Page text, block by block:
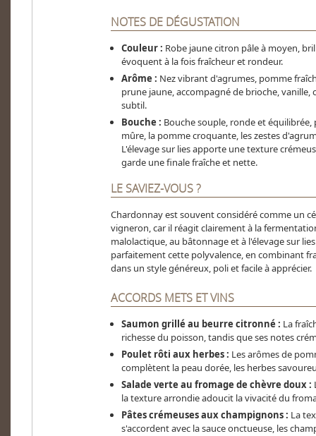
NOTES DE DÉGUSTATION
Couleur : Robe jaune citron pâle à moyen,
évoquent à la fois fraîcheur et rondeur.
Arôme : Nez vibrant d'agrumes, pomme
prune jaune, accompagné de brioche,
subtil.
Bouche : Bouche souple, ronde et
mûre, la pomme croquante, les zestes
L'élevage sur lies apporte une texture
garde une finale fraîche et nette.
LE SAVIEZ-VOUS ?
Chardonnay est souvent considéré comme un
vigneron, car il réagit clairement à la
malolactique, au bâtonnage et à l'élevage sur
parfaitement cette polyvalence, en combinant
dans un style généreux, poli et facile à apprécier.
ACCORDS METS ET VINS
Saumon grillé au beurre citronné : La
richesse du poisson, tandis que ses notes
Poulet rôti aux herbes : Les arômes de
complètent la peau dorée, les herbes
Salade verte au fromage de chèvre doux :
la texture arrondie adoucit la vivacité du
Pâtes crémeuses aux champignons : La
s'accordent avec la sauce onctueuse, les